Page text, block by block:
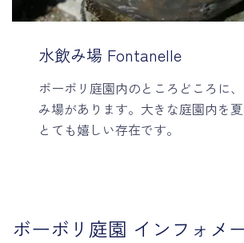
水飲み場 Fontanelle
ボーボリ庭園内のところどころに
み場があります。大きな庭園内を
とても嬉しい存在です。
ボーボリ庭園 インフォメ